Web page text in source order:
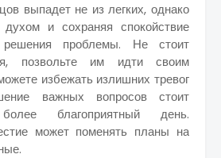
выпадет не из легких, однако
и сохраняя спокойствие
проблемы. Не стоит
позвольте им идти своим
избежать излишних тревог
важных вопросов стоит
благоприятный день.
может поменять планы на